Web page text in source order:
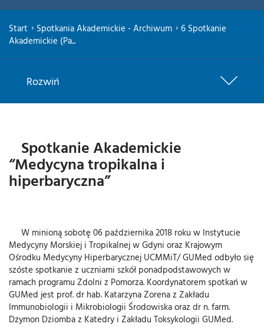
Start Spotkania Akademickie - Archiwum
6 Spotkanie
Akademickie (Pa...
Rozwiń
Spotkanie Akademickie
“Medycyna tropikalna i
hiperbaryczna”
W minioną sobotę 06 października 2018 roku w Instytucie
Medycyny Morskiej i Tropikalnej w Gdyni oraz Krajowym
Ośrodku Medycyny Hiperbarycznej UCMMiT/ GUMed odbyło się
szóste spotkanie z uczniami szkół ponadpodstawowych w
ramach programu Zdolni z Pomorza. Koordynatorem spotkań w
GUMed jest prof. dr hab. Katarzyna Zorena z Zakładu
Immunobiologii i Mikrobiologii Środowiska oraz dr n. farm.
Dzymon Dziomba z Katedry i Zakładu Toksykologii GUMed.